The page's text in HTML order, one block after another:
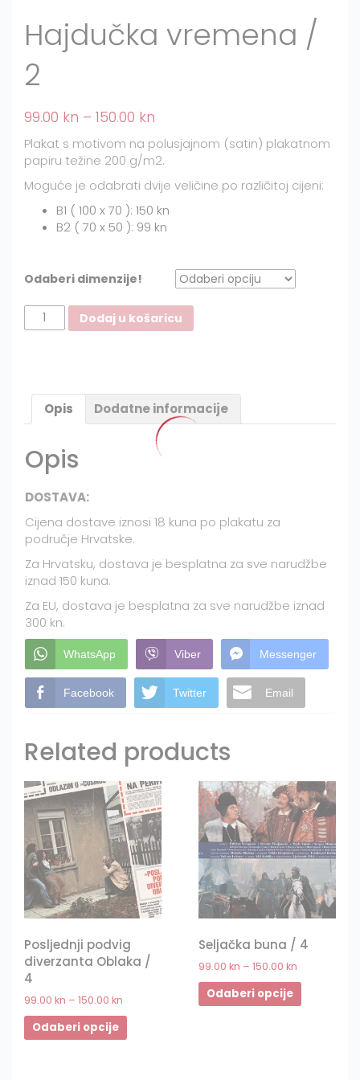
Hajdučka vremena /
2
99.00 kn – 150.00 kn
Plakat s motivom na polusjajnom (satin) plakatnom
papiru težine 200 g/m2.
Moguće je odabrati dvije veličine po različitoj cijeni:
B1 ( 100 x 70 ): 150 kn
B2 ( 70 x 50 ): 99 kn
Odaberi dimenzije!
Hajdučka
vremena
Dodaj u košaricu
Opis Dodatne informacije
Opis
DOSTAVA:
Cijena dostave iznosi 18 kuna po plakatu za
područje Hrvatske.
Za Hrvatsku, dostava je besplatna za sve narudžbe
iznad 150 kuna.
Za EU, dostava je besplatna za sve narudžbe iznad
300 kn.
WhatsApp Viber Messenger
Facebook Twitter Email
Related products
Posljednji podvig
diverzanta Oblaka /
4
99.00 kn – 150.00 kn
Odaberi opcije
Seljačka buna / 4
99.00kn –150.00kn
Odaberi opcije